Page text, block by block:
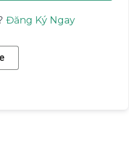
Đăng Ký Ngay